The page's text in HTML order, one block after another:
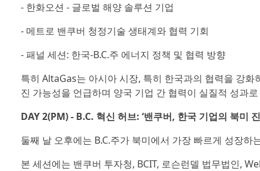
- 한화오션 - 글로벌 해양 솔루션 기업
- 메트로 밴쿠버 청정기술 생태계와 협력 기회
- 패널 세션: 한국-B.C.주 에너지 정책 및 협력 방향
특히 AltaGas는 아시아 시장, 특히 한국과의 협력을 강
진 가능성을 언급하며 양국 기업 간 협력이 실질적 성과
DAY 2(PM) - B.C. 혁신 허브: ‘밴쿠버, 한국 기업의 북미
둘째 날 오후에는 B.C.주가 북미에서 가장 빠르게 성장
본 세션에는 밴쿠버 투자청, BCIT, 로슨런델 법무법인,